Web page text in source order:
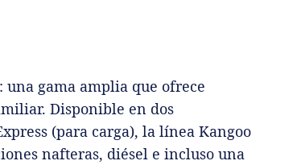
una gama amplia que ofrece
Disponible en dos
(para carga), la línea Kangoo
nafteras, diésel e incluso una